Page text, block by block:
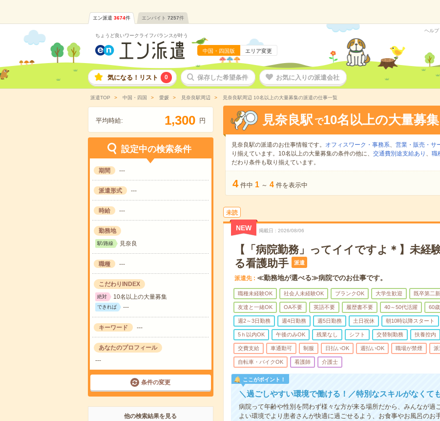
エン派遣 3674件 エンバイト 7257件
ちょうど良いワークライフバランスが叶う
中国・四国版 エリア変更
ヘルプ
気になる！リスト 0 保存した希望条件 お気に入りの派遣会社
派遣TOP 中国・四国 愛媛 見奈良駅周辺 見奈良駅周辺 10名以上の大量募集の派遣の仕事一覧
平均時給: 1,300 円
設定中の検索条件
期間 ---
派遣形式 ---
時給 ---
勤務地
駅/路線 見奈良
職種 ---
こだわりINDEX
絶対 10名以上の大量募集
できれば ---
キーワード ---
あなたのプロフィール
---
条件の変更
他の検索結果を見る
見奈良駅 で10名以上の大量募集
見奈良駅の派遣のお仕事情報です。 オフィスワーク・事務系、 営業・販売・サ
り揃えています。10名以上の大量募集の条件の他に、 交通費別途支給あり 、 職
だわり条件も取り揃えています。
4 件中 1 ～ 4 件を表示中
未読
NEW 掲載日 2026/08/06
【「病院勤務」ってイイですよ＊】未経
る看護助手
派遣
派遣先 ≪勤務地が選べる≫病院でのお仕事です。
職種未経験OK 社会人未経験OK ブランクOK 大学生歓迎 既卒第二
友達と一緒OK OA不要 英語不要 履歴書不要 40～50代活躍 60
週2～3日勤務 週4日勤務 週5日勤務 土日祝休 朝10時以降スタート
5ｈ以内OK 午後のみOK 残業なし シフト 交替制勤務 扶養控内
交費支給 車通勤可 制服 日払いOK 週払いOK 職場が禁煙 派
自転車・バイクOK 看護師 介護士
ここがポイント！
＼過ごしやすい環境で働ける！／特別なスキルがなくて
病院って年齢や性別を問わず様々な方が来る場所だから、みんなが過
よい環境でより患者さんが快適に過ごせるよう、お食事やお風呂のお